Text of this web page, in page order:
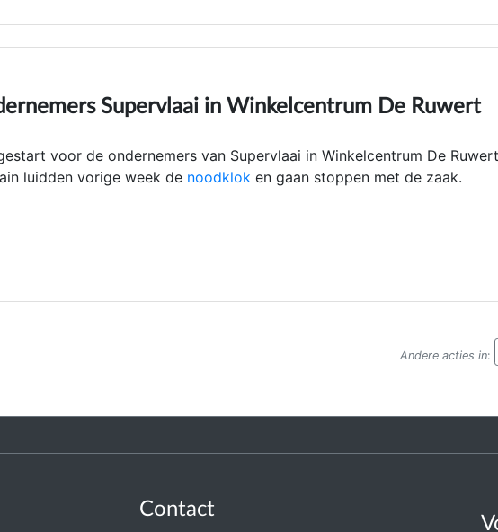
Supervlaai in Winkelcentrum De Ruwert
voor de ondernemers van Supervlaai in Winkelcentrum De
luidden vorige week de noodklok en gaan stoppen met de zaak.
Andere acties in:
Contact